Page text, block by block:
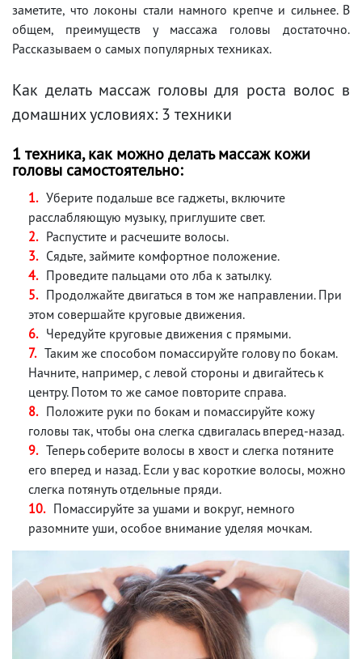
заметите, что локоны стали намного крепче и сильнее. В
общем, преимуществ у массажа головы достаточно.
Рассказываем о самых популярных техниках.
Как делать массаж головы для роста волос в
домашних условиях: 3 техники
1 техника, как можно делать массаж кожи
головы самостоятельно:
Уберите подальше все гаджеты, включите
расслабляющую музыку, приглушите свет.
Распустите и расчешите волосы.
Сядьте, займите комфортное положение.
Проведите пальцами ото лба к затылку.
Продолжайте двигаться в том же направлении. При
этом совершайте круговые движения.
Чередуйте круговые движения с прямыми.
Таким же способом помассируйте голову по бокам.
Начните, например, с левой стороны и двигайтесь к
центру. Потом то же самое повторите справа.
Положите руки по бокам и помассируйте кожу
головы так, чтобы она слегка сдвигалась вперед-назад.
Теперь соберите волосы в хвост и слегка потяните
его вперед и назад. Если у вас короткие волосы, можно
слегка потянуть отдельные пряди.
Помассируйте за ушами и вокруг, немного
разомните уши, особое внимание уделяя мочкам.